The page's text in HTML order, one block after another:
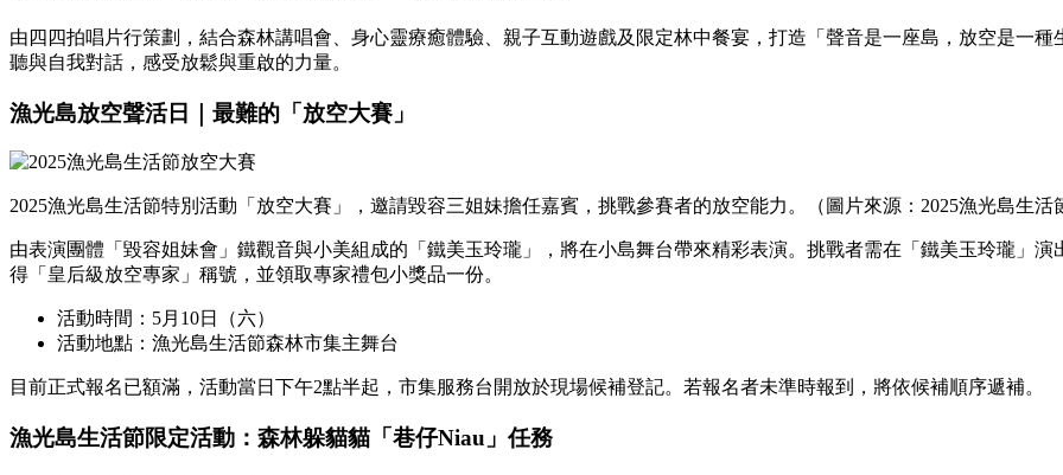
由四四拍唱片行策劃，結合森林講唱會、身心靈療癒體驗、親子互動遊戲及限定林中餐宴，打造「聲音是一座島，放空是一
聽與自我對話，感受放鬆與重啟的力量。
漁光島放空聲活日｜最難的「放空大賽」
2025漁光島生活節特別活動「放空大賽」，邀請毀容三姐妹擔任嘉賓，挑戰參賽者的放空能力。（圖片來源：2025漁光島生活
由表演團體「毀容姐妹會」鐵觀音與小美組成的「鐵美玉玲瓏」，將在小島舞台帶來精彩表演。挑戰者需在「鐵美玉玲瓏」
得「皇后級放空專家」稱號，並領取專家禮包小獎品一份。
活動時間：5月10日（六）
活動地點：漁光島生活節森林市集主舞台
目前正式報名已額滿，活動當日下午2點半起，市集服務台開放於現場候補登記。若報名者未準時報到，將依候補順序遞補。
漁光島生活節限定活動：森林躲貓貓「巷仔Niau」任務